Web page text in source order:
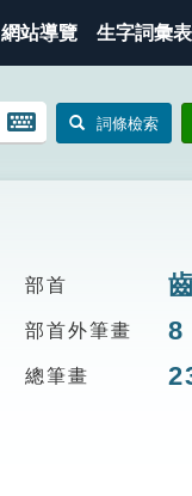
網站導覽 生字詞彙表
開
鍵
詞條檢索
部首
部首外筆畫 8
總筆畫